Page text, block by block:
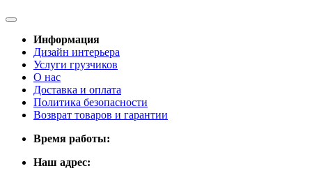
Информация
Дизайн интерьера
Услуги грузчиков
О нас
Доставка и оплата
Политика безопасности
Возврат товаров и гарантии
Время работы:
Наш адрес: